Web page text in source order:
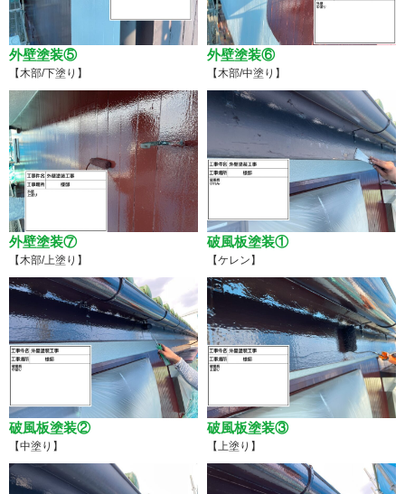
外壁塗装⑤
【木部/下塗り】
外壁塗装⑥
【木部/中塗り】
外壁塗装⑦
【木部/上塗り】
破風板塗装①
【ケレン】
破風板塗装②
【中塗り】
破風板塗装③
【上塗り】